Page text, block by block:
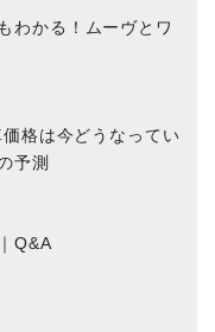
わかる！ムーヴとワ
格は今どうなってい
予測
Q&A